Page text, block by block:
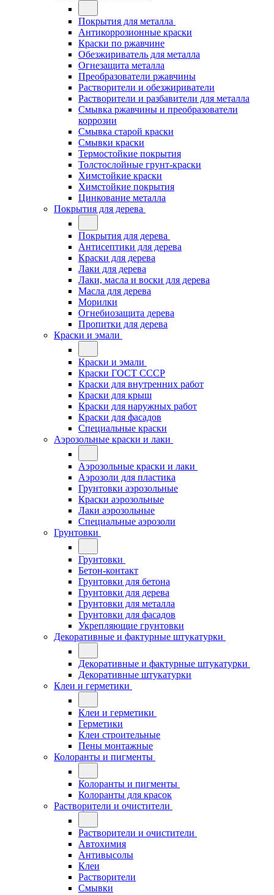
Покрытия для металла
Антикоррозионные краски
Краски по ржавчине
Обезжириватель для металла
Огнезащита металла
Преобразователи ржавчины
Растворители и обезжириватели
Растворители и разбавители для металла
Смывка ржавчины и преобразователи
коррозии
Смывка старой краски
Смывки краски
Термостойкие покрытия
Толстослойные грунт-краски
Химстойкие краски
Химстойкие покрытия
Цинкование металла
Покрытия для дерева
Покрытия для дерева
Антисептики для дерева
Краски для дерева
Лаки для дерева
Лаки, масла и воски для дерева
Масла для дерева
Морилки
Огнебиозащита дерева
Пропитки для дерева
Краски и эмали
Краски и эмали
Краски ГОСТ СССР
Краски для внутренних работ
Краски для крыш
Краски для наружных работ
Краски для фасадов
Специальные краски
Аэрозольные краски и лаки
Аэрозольные краски и лаки
Аэрозоли для пластика
Грунтовки аэрозольные
Краски аэрозольные
Лаки аэрозольные
Специальные аэрозоли
Грунтовки
Грунтовки
Бетон-контакт
Грунтовки для бетона
Грунтовки для дерева
Грунтовки для металла
Грунтовки для фасадов
Укрепляющие грунтовки
Декоративные и фактурные штукатурки
Декоративные и фактурные штукатурки
Декоративные штукатурки
Клеи и герметики
Клеи и герметики
Герметики
Клеи строительные
Пены монтажные
Колоранты и пигменты
Колоранты и пигменты
Колоранты для красок
Растворители и очистители
Растворители и очистители
Автохимия
Антивысолы
Клеи
Растворители
Смывки